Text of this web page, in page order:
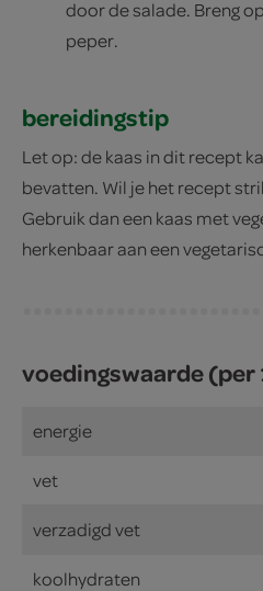
door de salade. Breng
peper.
bereidingstip
Let op: de kaas in dit recept
bevatten. Wil je het recept
Gebruik dan een kaas met
herkenbaar aan een
voedingswaarde
energie
vet
verzadigd vet
koolhydraten